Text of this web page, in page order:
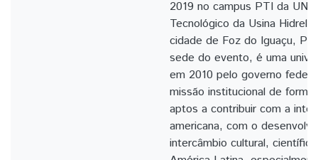
2019 no campus PTI da
Tecnológico da Usina
cidade de Foz do Iguaçu,
sede do evento, é uma
em 2010 pelo governo
missão institucional de
aptos a contribuir com a
americana, com o
intercâmbio cultural,